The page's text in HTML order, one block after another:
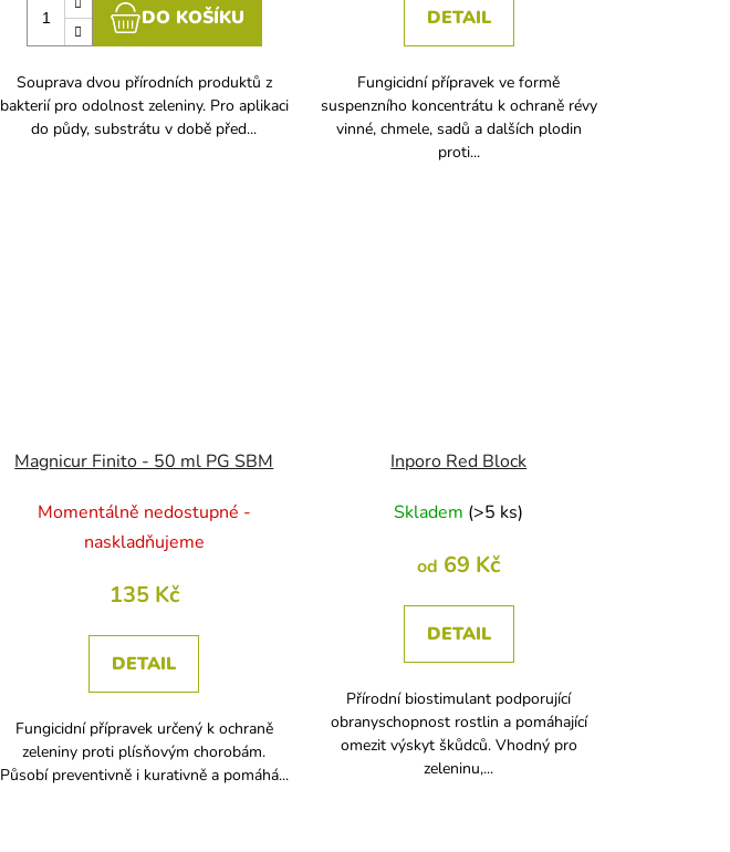
DO KOŠÍKU
Souprava dvou přírodních produktů z
bakterií pro odolnost zeleniny. Pro aplikaci
do půdy, substrátu v době před...
DETAIL
Fungicidní přípravek ve formě
suspenzního koncentrátu k ochraně révy
vinné, chmele, sadů a dalších plodin
proti...
Magnicur Finito - 50 ml PG SBM
Momentálně nedostupné -
naskladňujeme
135 Kč
DETAIL
Fungicidní přípravek určený k ochraně
zeleniny proti plísňovým chorobám.
Působí preventivně i kurativně a pomáhá...
Inporo Red Block
Skladem (>5 ks)
od 69 Kč
DETAIL
Přírodní biostimulant podporující
obranyschopnost rostlin a pomáhající
omezit výskyt škůdců. Vhodný pro
zeleninu,...